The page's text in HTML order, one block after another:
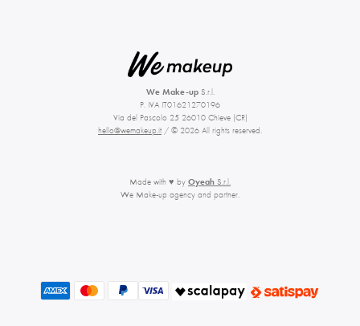
We Make-upS.r.l.
P. IVA IT01621270196
Via del Pascolo 25 26010 Chieve (CR)
hello@wemakeup.it / © 2026 All rights reserved.
Made with ♥ by Oyeah S.r.l.
We Make-up agency and partner.